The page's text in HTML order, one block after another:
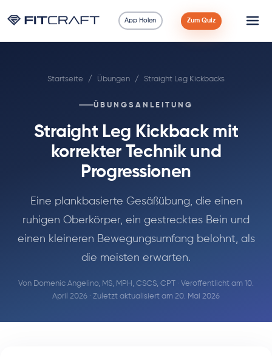
App Holen Zum Quiz
RatgeberStartseite / Übungen / Straight Leg Kickbacks
ÜBUNGSANLEITUNG
Straight Leg Kickback mit
korrekter Technik und
Progressionen
Eine plankbasierte Gesäßübung, die einen
ruhigen Oberkörper, ein gestrecktes Bein und
einen kleineren Bewegungsumfang belohnt, als
die meisten erwarten.
Von Domenic Angelino, MS, MPH, CSCS, CPT · Veröffentlicht am 10.
April 2026 · Zuletzt aktualisiert am 20. Mai 2026